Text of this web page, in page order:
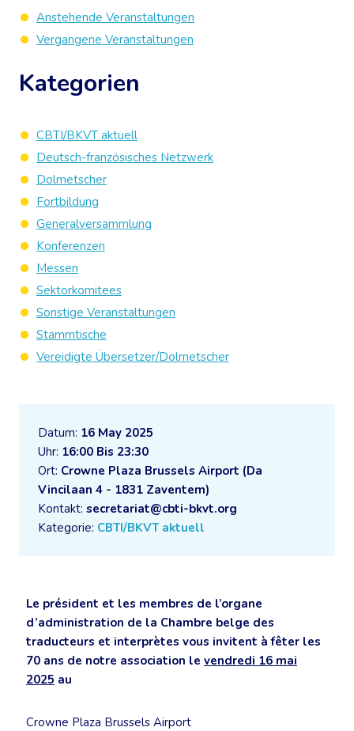
Datum: 16 May 2025
Uhr: 16:00 Bis 23:30
Ort: Crowne Plaza Brussels Airport (Da
Vincilaan 4 - 1831 Zaventem)
Kontakt: secretariat@cbti-bkvt.org
Kategorie: CBTI/BKVT aktuell
Le président et les membres de l’organe
d’administration de la Chambre belge des
traducteurs et interprètes vous invitent à fêter les
70 ans de notre association le vendredi 16 mai
2025 au
Crowne Plaza Brussels Airport
Anstehende Veranstaltungen
Vergangene Veranstaltungen
Kategorien
CBTI/BKVT aktuell
Deutsch-französisches Netzwerk
Dolmetscher
Fortbildung
Generalversammlung
Konferenzen
Messen
Sektorkomitees
Sonstige Veranstaltungen
Stammtische
Vereidigte Übersetzer/Dolmetscher